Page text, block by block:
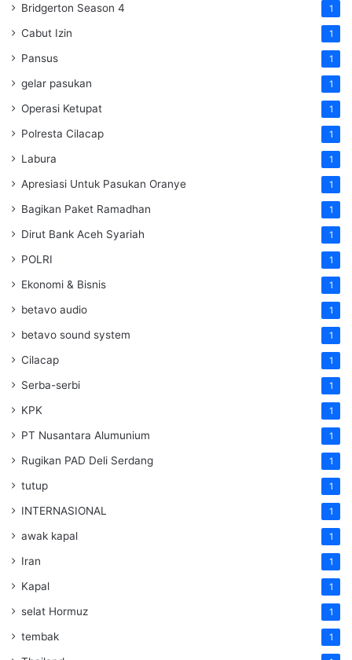
Bridgerton Season 4 1
Cabut Izin 1
Pansus 1
gelar pasukan 1
Operasi Ketupat 1
Polresta Cilacap 1
Labura 1
Apresiasi Untuk Pasukan Oranye 1
Bagikan Paket Ramadhan 1
Dirut Bank Aceh Syariah 1
POLRI 1
Ekonomi & Bisnis 1
betavo audio 1
betavo sound system 1
Cilacap 1
Serba-serbi 1
KPK 1
PT Nusantara Alumunium 1
Rugikan PAD Deli Serdang 1
tutup 1
INTERNASIONAL 1
awak kapal 1
Iran 1
Kapal 1
selat Hormuz 1
tembak 1